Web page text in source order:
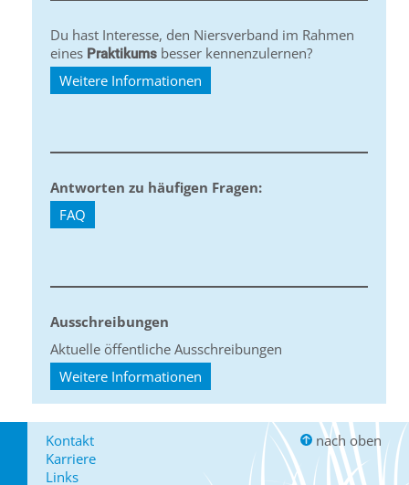
Du hast Interesse, den Niersverband im Rahmen
eines Praktikums besser kennenzulernen?
Weitere Informationen
Antworten zu häufigen Fragen:
FAQ
Ausschreibungen
Aktuelle öffentliche Ausschreibungen
Weitere Informationen
Kontakt
Karriere
Links
nach oben